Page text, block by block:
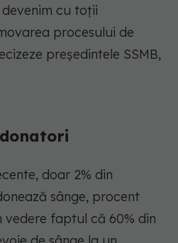
cu toții
procesului de
preşedintele SSMB,
doar 2% din
sânge, procent
faptul că 60% din